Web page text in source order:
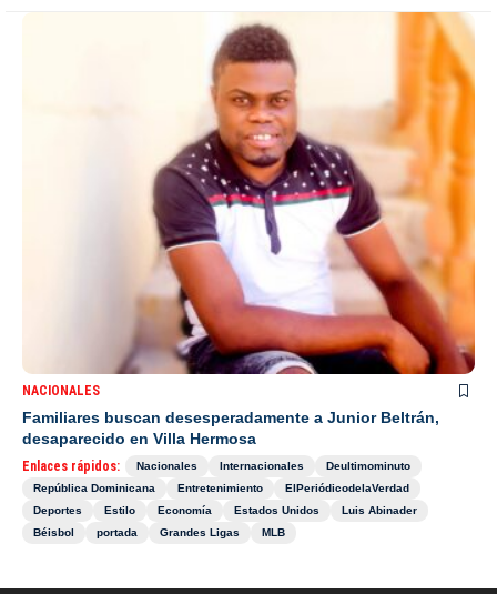
NACIONALES
Familiares buscan desesperadamente a Junior Beltrán,
desaparecido en Villa Hermosa
Enlaces rápidos: Nacionales Internacionales
Deultimominuto
República Dominicana
Entretenimiento
ElPeriódicodelaVerdad
Deportes
Estilo Economía Estados Unidos
Luis Abinader
Béisbol
portada Grandes Ligas MLB